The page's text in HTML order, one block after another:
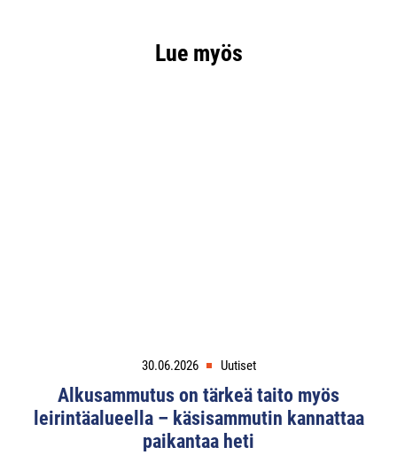
Lue myös
30.06.2026 Uutiset
Alkusammutus on tärkeä taito myös
leirintäalueella – käsisammutin kannattaa
paikantaa heti